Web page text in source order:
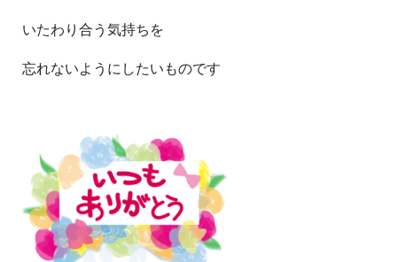
いたわり合う気持ちを
忘れないようにしたいものです